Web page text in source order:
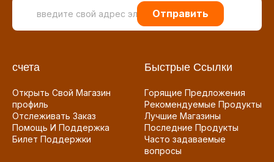
Отправить
счета
Открыть Свой Магазин
профиль
Отслеживать Заказ
Помощь И Поддержка
Билет Поддержки
Быстрые Ссылки
Горящие Предложения
Рекомендуемые Продукты
Лучшие Магазины
Последние Продукты
Часто задаваемые
вопросы